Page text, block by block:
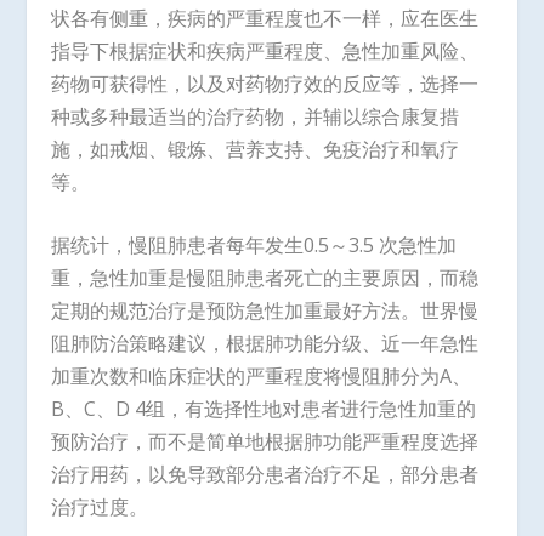
状各有侧重，疾病的严重程度也不一样，应在医生
指导下根据症状和疾病严重程度、急性加重风险、
药物可获得性，以及对药物疗效的反应等，选择一
种或多种最适当的治疗药物，并辅以综合康复措
施，如戒烟、锻炼、营养支持、免疫治疗和氧疗
等。
据统计，慢阻肺患者每年发生0.5～3.5 次急性加
重，急性加重是慢阻肺患者死亡的主要原因，而稳
定期的规范治疗是预防急性加重最好方法。世界慢
阻肺防治策略建议，根据肺功能分级、近一年急性
加重次数和临床症状的严重程度将慢阻肺分为A、
B、C、D 4组，有选择性地对患者进行急性加重的
预防治疗，而不是简单地根据肺功能严重程度选择
治疗用药，以免导致部分患者治疗不足，部分患者
治疗过度。